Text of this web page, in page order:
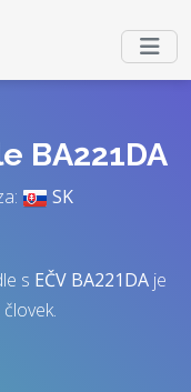
BA221DA
SK
s EČV BA221DAje